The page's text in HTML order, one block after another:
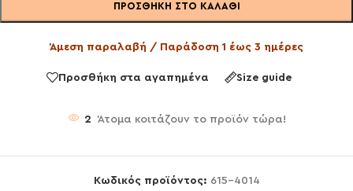
ΠΡΟΣΘΉΚΗ ΣΤΟ ΚΑΛΆΘΙ
Άμεση παραλαβή / Παράδοση 1 έως 3 ημέρες
Προσθήκη στα αγαπημένα Size guide
2 Άτομα κοιτάζουν το προϊόν τώρα!
Κωδικός προϊόντος: 615-4014